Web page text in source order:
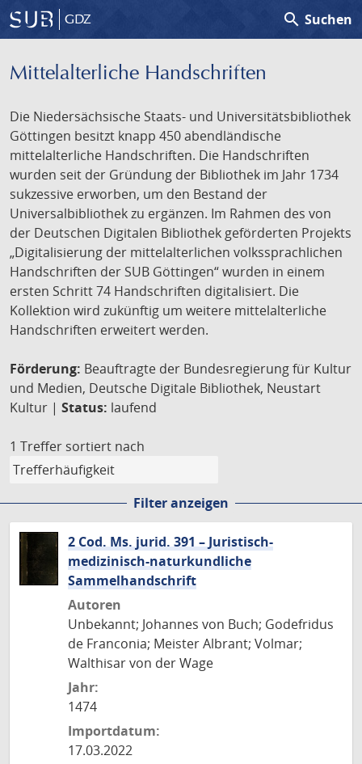
GDZ search Suchen
Mittelalterliche Handschriften
Die Niedersächsische Staats- und Universitätsbibliothek
Göttingen besitzt knapp 450 abendländische
mittelalterliche Handschriften. Die Handschriften
wurden seit der Gründung der Bibliothek im Jahr 1734
sukzessive erworben, um den Bestand der
Universalbibliothek zu ergänzen. Im Rahmen des von
der Deutschen Digitalen Bibliothek geförderten Projekts
„Digitalisierung der mittelalterlichen volkssprachlichen
Handschriften der SUB Göttingen“ wurden in einem
ersten Schritt 74 Handschriften digitalisiert. Die
Kollektion wird zukünftig um weitere mittelalterliche
Handschriften erweitert werden.
Förderung: Beauftragte der Bundesregierung für Kultur
und Medien, Deutsche Digitale Bibliothek, Neustart
Kultur | Status: laufend
1 Treffer sortiert nach
Filter anzeigen
2 Cod. Ms. jurid. 391 – Juristisch-
medizinisch-naturkundliche
Sammelhandschrift
Autoren
Unbekannt; Johannes von Buch; Godefridus
de Franconia; Meister Albrant; Volmar;
Walthisar von der Wage
Jahr:
1474
Importdatum:
17.03.2022